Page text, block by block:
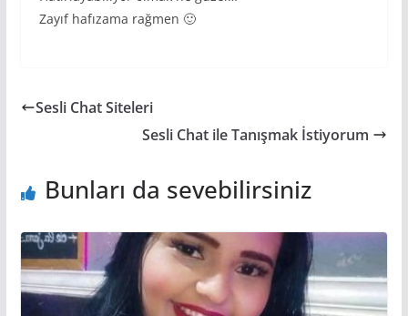
Zayıf hafızama rağmen 🙂
Sesli Chat Siteleri
Sesli Chat ile Tanışmak İstiyorum
Bunları da sevebilirsiniz